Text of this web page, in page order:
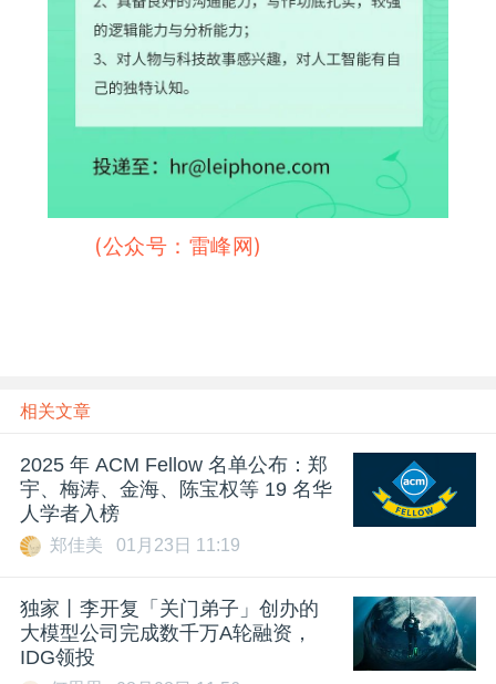
(公众号：雷峰网)
相关文章
2025 年 ACM Fellow 名单公布：郑
宇、梅涛、金海、陈宝权等 19 名华
人学者入榜
郑佳美 01月23日 11:19
独家丨李开复「关门弟子」创办的
大模型公司完成数千万A轮融资，
IDG领投